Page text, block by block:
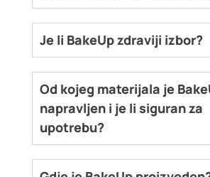
Ne bismo išli toliko daleko da
bolje, ali ako volite hrskavu
je vjerojatno da će vam se
Je li BakeUp zdraviji izbor?
S obzirom da je BakeUp
za pečenje ribe, ako ga koristite
zdravo! Ono što vam ovo
omogućava jest pečenje s uljem
Od kojeg materijala je
napravljen i je li siguran za
upotrebu?
BakeUp je izrađen od silikona